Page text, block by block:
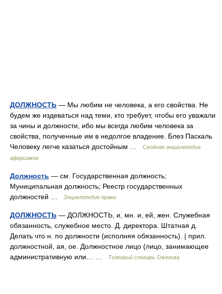
ДОЛЖНОСТЬ — Мы любим не человека, а его свойства. Не
будем же издеваться над теми, кто требует, чтобы его уважали
за чины и должности, ибо мы всегда любим человека за
свойства, полученные им в недолгое владение. Блез Паскаль
Человеку легче казаться достойным …
Сводная энциклопедия
афоризмов
Должность — см. Государственная должность;
Муниципальная должность; Реестр государственных
должностей …
Энциклопедия права
ДОЛЖНОСТЬ — ДОЛЖНОСТЬ, и, мн. и, ей, жен. Служебная
обязанность, служебное место. Д. директора. Штатная д.
Делать что н. по должности (исполняя обязанность). | прил.
должностной, ая, ое. Должностное лицо (лицо, занимающее
административную или… …
Толковый словарь Ожегова